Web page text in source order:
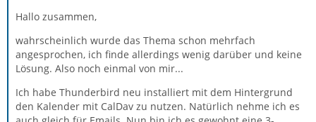
Hallo zusammen,
wahrscheinlich wurde das Thema schon mehrfach
angesprochen, ich finde allerdings wenig darüber und keine
Lösung. Also noch einmal von mir...
Ich habe Thunderbird neu installiert mit dem Hintergrund
den Kalender mit CalDav zu nutzen. Natürlich nehme ich es